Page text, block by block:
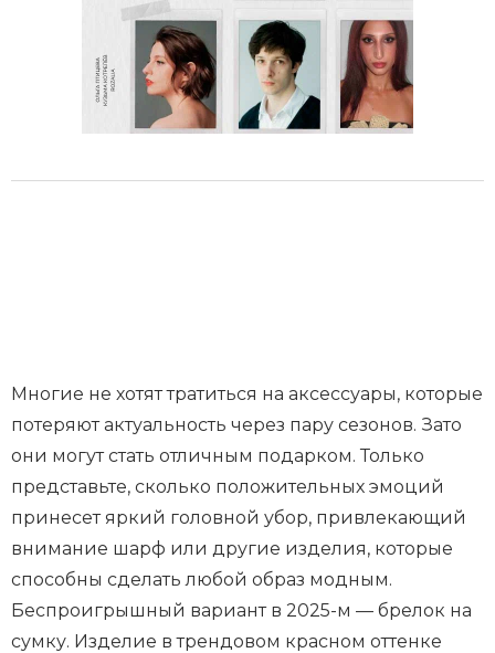
Многие не хотят тратиться на аксессуары, которые
потеряют актуальность через пару сезонов. Зато
они могут стать отличным подарком. Только
представьте, сколько положительных эмоций
принесет яркий головной убор, привлекающий
внимание шарф или другие изделия, которые
способны сделать любой образ модным.
Беспроигрышный вариант в 2025-м — брелок на
сумку. Изделие в трендовом красном оттенке